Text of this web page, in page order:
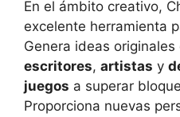
En el ámbito creativo,
excelente herramienta
Genera ideas
escritores, artistas y
juegos a superar
Proporciona nuevas